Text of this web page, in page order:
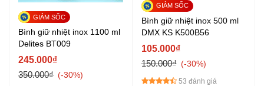
Bình giữ nhiệt inox 1100 ml
Delites BT009
245.000₫
350.000₫
-30%
Bình giữ nhiệt inox 500 ml
DMX KS K500B56
105.000₫
150.000₫
-30%
53 đánh giá